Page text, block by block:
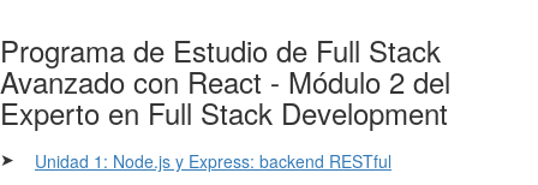
Programa de Estudio de Full Stack
Avanzado con React - Módulo 2 del
Experto en Full Stack Development
➤
Unidad 1: Node.js y Express: backend RESTful